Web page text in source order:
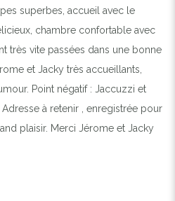
superbes, accueil avec le
chambre confortable avec
très vite passées dans une bonne
et Jacky très accueillants,
Point négatif : Jaccuzzi et
à retenir , enregistrée pour
plaisir. Merci Jérome et Jacky